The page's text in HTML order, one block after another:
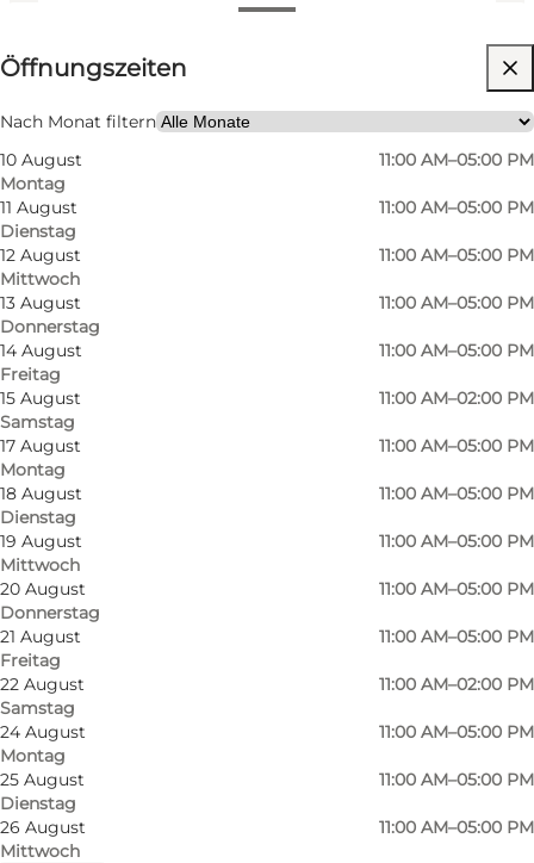
Öffnungszeiten anzeigen
Öffnungszeiten
Nach Monat filtern
10 August
Montag
11:00 AM–05:00 PM
11 August
Dienstag
11:00 AM–05:00 PM
12 August
Mittwoch
11:00 AM–05:00 PM
13 August
Donnerstag
11:00 AM–05:00 PM
14 August
Freitag
11:00 AM–05:00 PM
15 August
Samstag
11:00 AM–02:00 PM
17 August
Montag
11:00 AM–05:00 PM
18 August
Dienstag
11:00 AM–05:00 PM
19 August
Mittwoch
11:00 AM–05:00 PM
20 August
Donnerstag
11:00 AM–05:00 PM
21 August
Freitag
11:00 AM–05:00 PM
22 August
Samstag
11:00 AM–02:00 PM
24 August
Montag
11:00 AM–05:00 PM
25 August
Dienstag
11:00 AM–05:00 PM
26 August
Mittwoch
11:00 AM–05:00 PM
Kostenlos
Website besuchen
Dina Vejling
©Galleri Rummet
Foto: